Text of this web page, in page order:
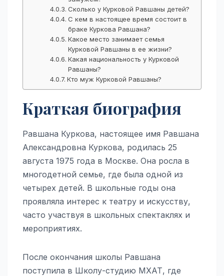
Сколько у Курковой Равшаны детей?
С кем в настоящее время состоит в
браке Куркова Равшана?
Какое место занимает семья
Курковой Равшаны в ее жизни?
Какая национальность у Курковой
Равшаны?
Кто муж Курковой Равшаны?
Краткая биография
Равшана Куркова, настоящее имя Равшана
Александровна Куркова, родилась 25
августа 1975 года в Москве. Она росла в
многодетной семье, где была одной из
четырех детей. В школьные годы она
проявляла интерес к театру и искусству,
часто участвуя в школьных спектаклях и
мероприятиях.
После окончания школы Равшана
поступила в Школу-студию МХАТ, где